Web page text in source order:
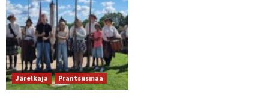
Järelkaja Prantsusmaa